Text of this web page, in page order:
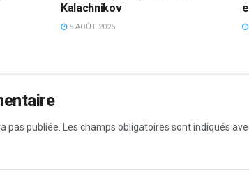
Kalachnikov
5 AOÛT 2026
pas publiée. Les champs obligatoires sont indiqués